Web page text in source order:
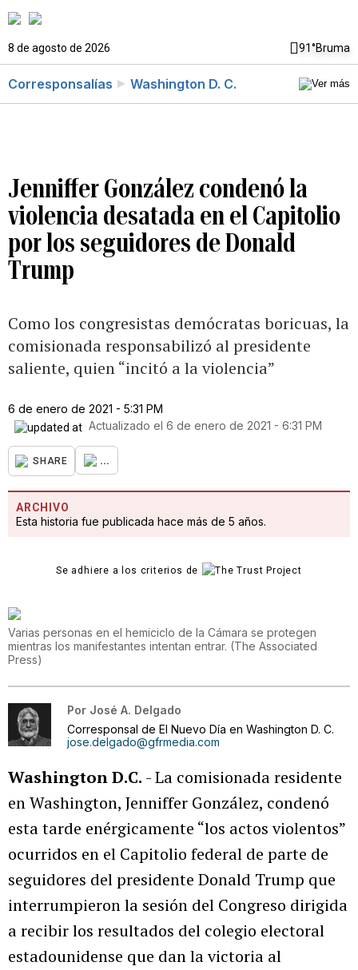
8 de agosto de 2026 91°Bruma
Corresponsalías Washington D. C.
Jenniffer González condenó la
violencia desatada en el Capitolio
por los seguidores de Donald
Trump
Como los congresistas demócratas boricuas, la
comisionada responsabilizó al presidente
saliente, quien “incitó a la violencia”
6 de enero de 2021 - 5:31 PM
Actualizado el 6 de enero de 2021 - 6:31 PM
SHARE ...
ARCHIVO
Esta historia fue publicada hace más de 5 años.
Se adhiere a los criterios de
Varias personas en el hemiciclo de la Cámara se protegen
mientras los manifestantes intentan entrar. (The Associated
Press)
Por José A. Delgado
Corresponsal de El Nuevo Día en Washington D. C.
jose.delgado@gfrmedia.com
Washington D.C. - La comisionada residente
en Washington, Jenniffer González, condenó
esta tarde enérgicamente “los actos violentos”
ocurridos en el Capitolio federal de parte de
seguidores del presidente Donald Trump que
interrumpieron la sesión del Congreso dirigida
a recibir los resultados del colegio electoral
estadounidense que dan la victoria al